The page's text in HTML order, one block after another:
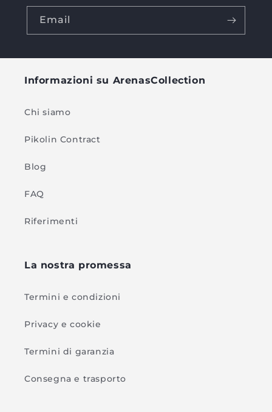
Email
Informazioni su ArenasCollection
Chi siamo
Pikolin Contract
Blog
FAQ
Riferimenti
La nostra promessa
Termini e condizioni
Privacy e cookie
Termini di garanzia
Consegna e trasporto